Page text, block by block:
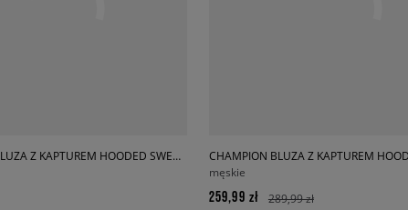
CHAMPION BLUZA Z KAPTUREM HOODED SWEATSHIRT
męskie
259,99 zł
289,99 zł